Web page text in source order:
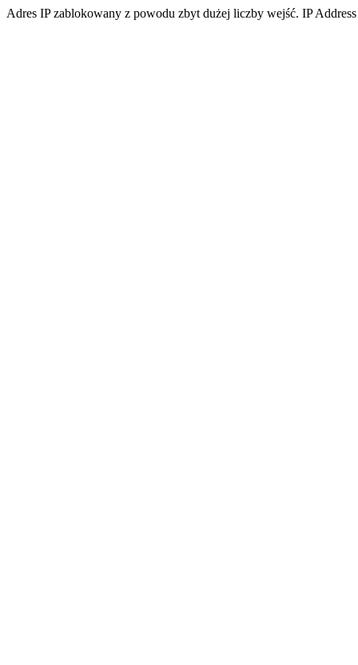
Adres IP zablokowany z powodu zbyt dużej liczby wejść. IP